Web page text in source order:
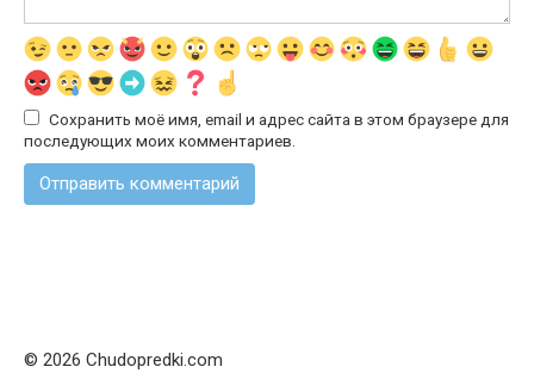
Сохранить моё имя, email и адрес сайта в этом браузере для
последующих моих комментариев.
© 2026 Chudopredki.com